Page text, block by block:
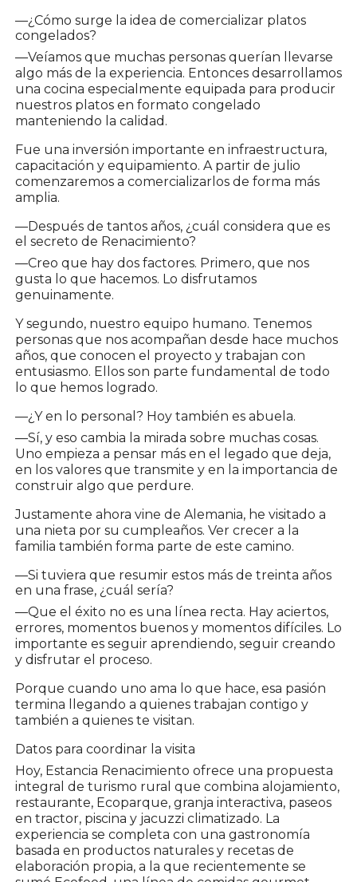
—¿Cómo surge la idea de comercializar platos
congelados?
—Veíamos que muchas personas querían llevarse
algo más de la experiencia. Entonces desarrollamos
una cocina especialmente equipada para producir
nuestros platos en formato congelado
manteniendo la calidad.
Fue una inversión importante en infraestructura,
capacitación y equipamiento. A partir de julio
comenzaremos a comercializarlos de forma más
amplia.
—Después de tantos años, ¿cuál considera que es
el secreto de Renacimiento?
—Creo que hay dos factores. Primero, que nos
gusta lo que hacemos. Lo disfrutamos
genuinamente.
Y segundo, nuestro equipo humano. Tenemos
personas que nos acompañan desde hace muchos
años, que conocen el proyecto y trabajan con
entusiasmo. Ellos son parte fundamental de todo
lo que hemos logrado.
—¿Y en lo personal? Hoy también es abuela.
—Sí, y eso cambia la mirada sobre muchas cosas.
Uno empieza a pensar más en el legado que deja,
en los valores que transmite y en la importancia de
construir algo que perdure.
Justamente ahora vine de Alemania, he visitado a
una nieta por su cumpleaños. Ver crecer a la
familia también forma parte de este camino.
—Si tuviera que resumir estos más de treinta años
en una frase, ¿cuál sería?
—Que el éxito no es una línea recta. Hay aciertos,
errores, momentos buenos y momentos difíciles. Lo
importante es seguir aprendiendo, seguir creando
y disfrutar el proceso.
Porque cuando uno ama lo que hace, esa pasión
termina llegando a quienes trabajan contigo y
también a quienes te visitan.
Datos para coordinar la visita
Hoy, Estancia Renacimiento ofrece una propuesta
integral de turismo rural que combina alojamiento,
restaurante, Ecoparque, granja interactiva, paseos
en tractor, piscina y jacuzzi climatizado. La
experiencia se completa con una gastronomía
basada en productos naturales y recetas de
elaboración propia, a la que recientemente se